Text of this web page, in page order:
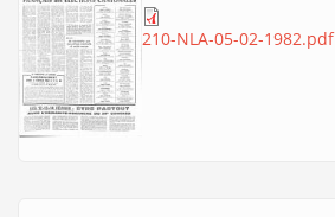
210-NLA-05-02-1982.pdf